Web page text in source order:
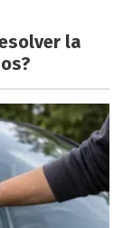
la